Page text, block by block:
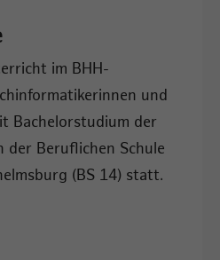
im BHH-
und
Bachelorstudium der
der Beruflichen Schule
(BS 14) statt.